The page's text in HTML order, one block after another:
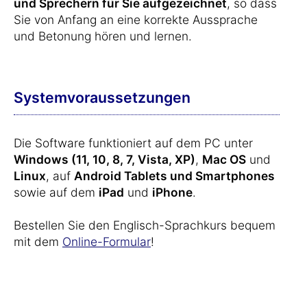
und Sprechern für Sie aufgezeichnet, so dass
Sie von Anfang an eine korrekte Aussprache
und Betonung hören und lernen.
Systemvoraussetzungen
Die Software funktioniert auf dem PC unter
Windows (11, 10, 8, 7, Vista, XP), Mac OS und
Linux, auf Android Tablets und Smartphones
sowie auf dem iPad und iPhone.
Bestellen Sie den Englisch-Sprachkurs bequem
mit dem Online-Formular!